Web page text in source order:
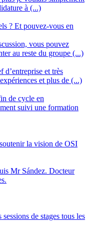
à (...)
? Et pouvez-vous en
vous pouvez
au reste du groupe (...)
d’entreprise et très
et plus de (...)
de cycle en
suivi une formation
la vision de OSI
Mr Sández. Docteur
de stages tous les